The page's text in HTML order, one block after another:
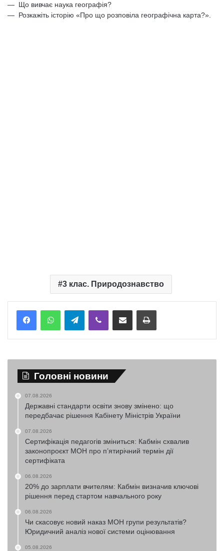
— Що вивчає наука географія?
— Розкажіть історію «Про що розповіла географічна карта?».
3 клас. Природознавство
TelegramViber Надіслати електронною поштоюНадрукувати
Головні новини
07.08.2026
Державні стандарти освіти знову змінено: що
передбачає рішення Кабінету Міністрів України
07.08.2026
Сертифікація педагогів зміниться: Кабмін схвалив
законопроєкт МОН про п’ятирічний термін дії
сертифіката
06.08.2026
20% до зарплати вчителям: Кабмін визначив ключові
рішення перед стартом навчального року
06.08.2026
Чи скасовує новий наказ МОН групи результатів?
Юридичний аналіз нової системи оцінювання
05.08.2026